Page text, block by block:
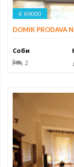
€ 69000
DOMIK PRODAVA
Соби
2